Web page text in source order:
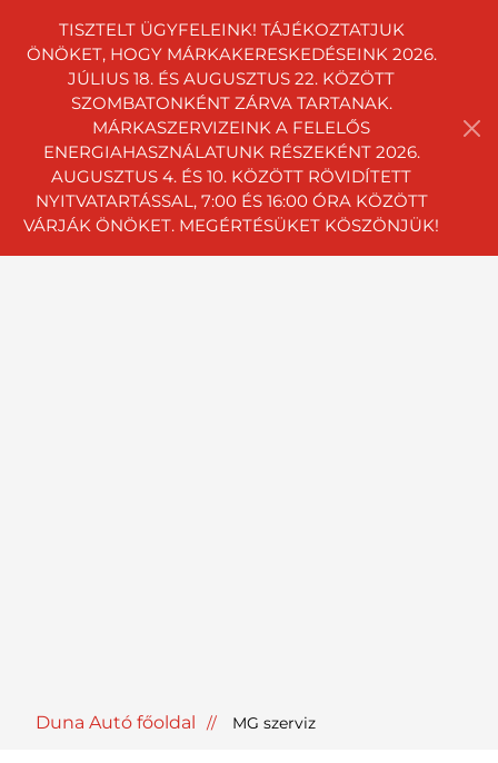
TISZTELT ÜGYFELEINK! TÁJÉKOZTATJUK
ÖNÖKET, HOGY MÁRKAKERESKEDÉSEINK 2026.
JÚLIUS 18. ÉS AUGUSZTUS 22. KÖZÖTT
SZOMBATONKÉNT ZÁRVA TARTANAK.
MÁRKASZERVIZEINK A FELELŐS
ENERGIAHASZNÁLATUNK RÉSZEKÉNT 2026.
AUGUSZTUS 4. ÉS 10. KÖZÖTT RÖVIDÍTETT
NYITVATARTÁSSAL, 7:00 ÉS 16:00 ÓRA KÖZÖTT
VÁRJÁK ÖNÖKET. MEGÉRTÉSÜKET KÖSZÖNJÜK!
Duna Autó főoldal MG szerviz